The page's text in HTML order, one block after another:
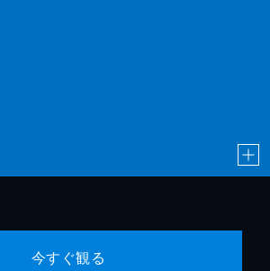
今すぐ観る